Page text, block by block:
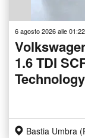
6 agosto 2026 alle 01:22
1.6 TDI
Technology
Bastia Umbra